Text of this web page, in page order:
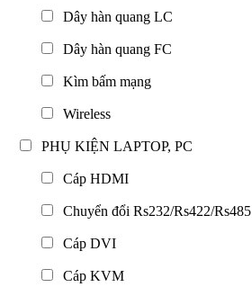
Dây hàn quang LC
Dây hàn quang FC
Kìm bấm mạng
Wireless
PHỤ KIỆN LAPTOP, PC
Cáp HDMI
Chuyển đổi Rs232/Rs422/Rs485
Cáp DVI
Cáp KVM